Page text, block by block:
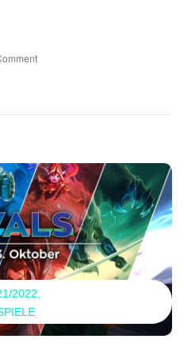
2022